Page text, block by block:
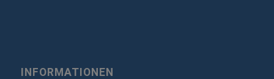
INFORMATIONEN